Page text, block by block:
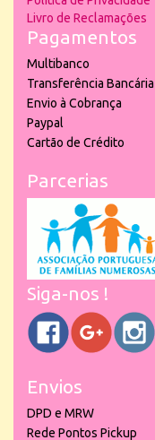
Livro de Reclamações
Pagamentos
Multibanco
Transferência Bancária
Envio à Cobrança
Paypal
Cartão de Crédito
Parcerias
Siga-nos !
Envios
DPD e MRW
Rede Pontos Pickup